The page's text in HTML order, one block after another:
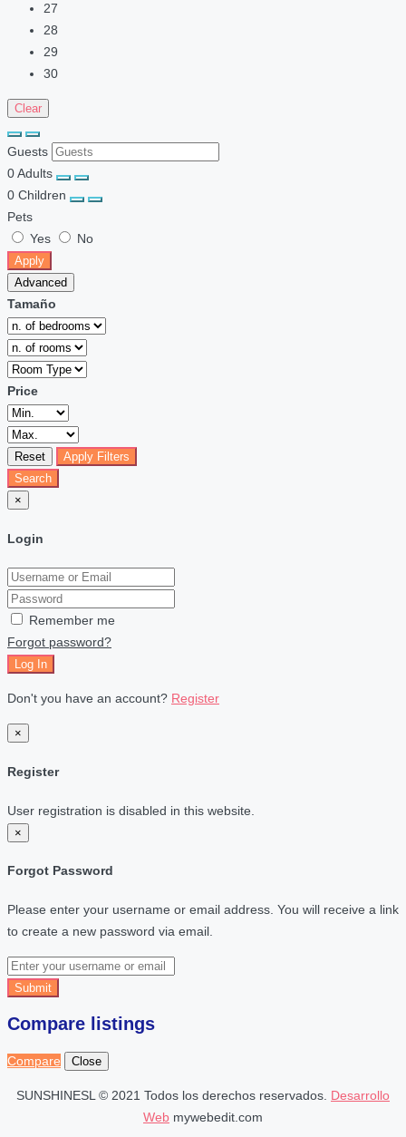
27
28
29
30
Clear
Guests
0Adults
0 Children
Pets
Yes
No
Apply
Advanced
Tamaño
Price
Reset
Apply Filters
Search
×
Login
Remember me
Forgot password?
Log In
Don't you have an account? Register
×
Register
User registration is disabled in this website.
×
Forgot Password
Please enter your username or email address. You will receive a link
to create a new password via email.
Submit
Compare listings
Compare Close
SUNSHINESL © 2021 Todos los derechos reservados. Desarrollo
Web mywebedit.com